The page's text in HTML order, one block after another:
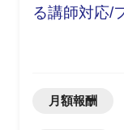
る講師対応/
月額報酬